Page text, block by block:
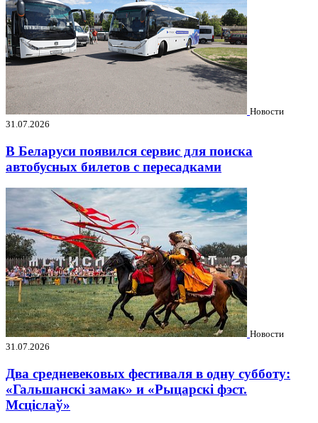
Новости
31.07.2026
В Беларуси появился сервис для поиска
автобусных билетов с пересадками
Новости
31.07.2026
Два средневековых фестиваля в одну субботу:
«Гальшанскі замак» и «Рыцарскі фэст.
Мсціслаў»